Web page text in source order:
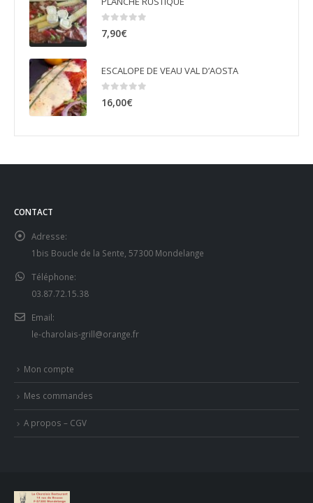
0sur 5
7,90€
ESCALOPE DE VEAU VAL D’AOSTA
16,00€
CONTACT
Adresse:
1bis Boucle de la Sente, 57300 Mondelange
Téléphone:
03.87.72.15.38
Email:
le-charolais-grill@orange.fr
Mon compte
Mes commandes
A propos – CGV